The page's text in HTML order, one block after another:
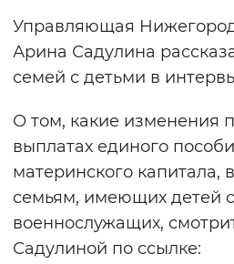
Нормальный
Цвет
Монохромный
Включены
Управляющая
Арина Садулина
семей с детьми в
О том, какие изменения
выплатах единого
материнского капитала,
семьям, имеющих детей
военнослужащих,
Садулиной по ссылке: